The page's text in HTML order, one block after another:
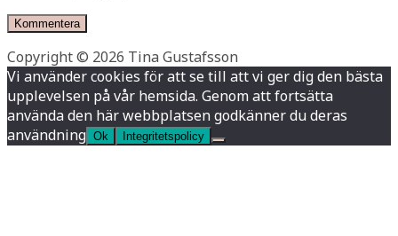
Copyright © 2026 Tina Gustafsson
Vi använder cookies för att se till att vi ger dig den bästa
upplevelsen på vår hemsida. Genom att fortsätta
använda den här webbplatsen godkänner du deras
användning Ok Integritetspolicy